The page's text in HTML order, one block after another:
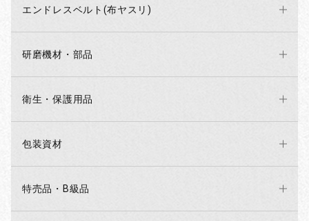
エンドレスベルト(布ヤスリ)
研磨機材・部品
衛生・保護用品
包装資材
特売品・B級品